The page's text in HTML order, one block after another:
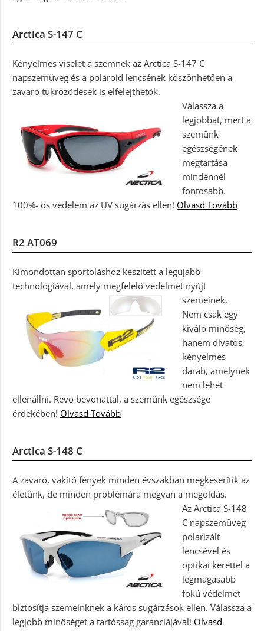
Arctica S-147 C
Kényelmes viselet a szemnek az Arctica S-147 C
napszemüveg és a polaroid lencsének köszönhetően a
zavaró tükröződések is elfelejthetők.
Válassza a
legjobbat, mert a
szemünk
egészségének
megtartása
mindennél
fontosabb.
100%- os védelem az UV sugárzás ellen! Olvasd Tovább
R2 AT069
Kimondottan sportoláshoz készített a legújabb
technológiával, amely megfelelő védelmet nyújt
szemeinek.
Nem csak egy
kiváló minőség,
hanem divatos,
kényelmes
darab, amelynek
nem lehet
ellenállni. Revo bevonattal, a szemünk egészsége
érdekében! Olvasd Tovább
Arctica S-148 C
A zavaró, vakító fények minden évszakban megkeserítik az
életünk, de minden problémára megvan a megoldás.
Az Arctica S-148
C napszemüveg
polarizált
lencsével és
optikai kerettel a
legmagasabb
fokú védelmet
biztosítja szemeinknek a káros sugárzások ellen. Válassza a
legjobb minőséget a tartósság garanciájával! Olvasd